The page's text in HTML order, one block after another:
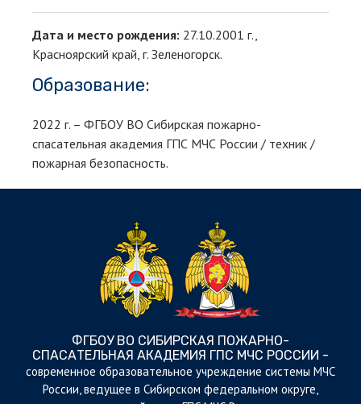
Дата и место рождения: 27.10.2001 г.,
Красноярский край, г. Зеленогорск.
Образование:
2022 г. – ФГБОУ ВО Сибирская пожарно-
спасательная академия ГПС МЧС России / техник /
пожарная безопасность.
ФГБОУ ВО СИБИРСКАЯ ПОЖАРНО-
СПАСАТЕЛЬНАЯ АКАДЕМИЯ ГПС МЧС РОССИИ -
cовременное образовательное учреждение системы МЧС
России, ведущее в Сибирском федеральном округе,